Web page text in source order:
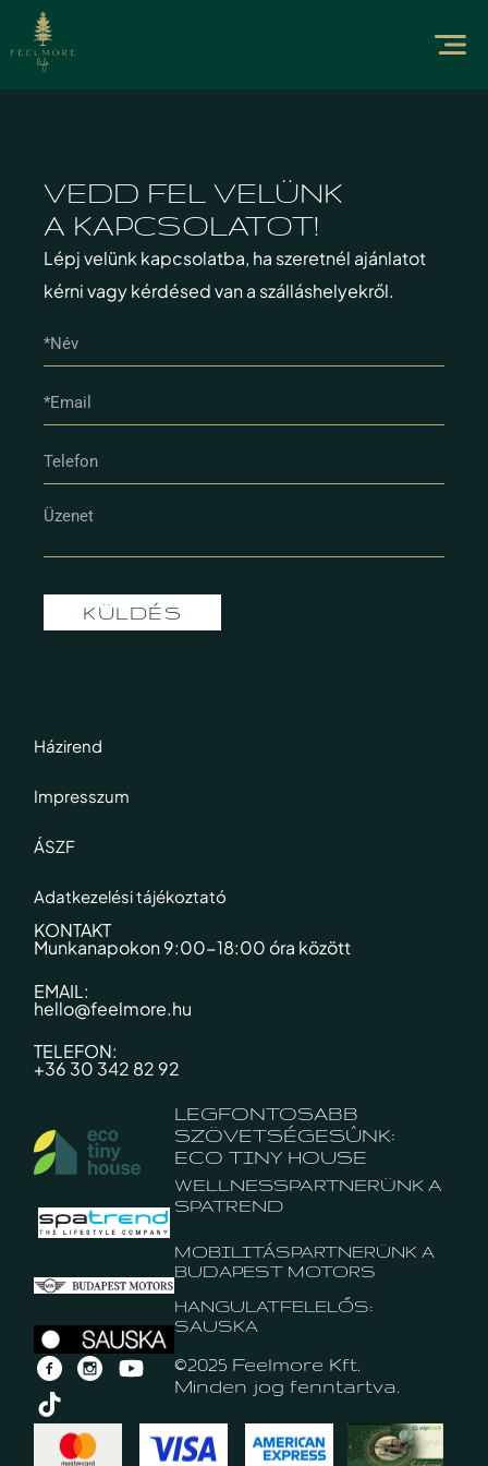
VEDD FEL VELÜNK
A KAPCSOLATOT!
Lépj velünk kapcsolatba, ha szeretnél ajánlatot
kérni vagy kérdésed van a szálláshelyekről.
KÜLDÉS
Házirend
Impresszum
ÁSZF
Adatkezelési tájékoztató
KONTAKT
Munkanapokon 9:00-18:00 óra között​
EMAIL:
hello@feelmore.hu
TELEFON:
+36 30 342 82 92
LEGFONTOSABB
SZÖVETSÉGESÛNK:
ECO TINY HOUSE
WELLNESSPARTNERÜNK A
SPATREND
MOBILITÁSPARTNERÜNK A
BUDAPEST MOTORS
HANGULATFELELŐS:
SAUSKA
©2025 Feelmore Kft.
Minden jog fenntartva.